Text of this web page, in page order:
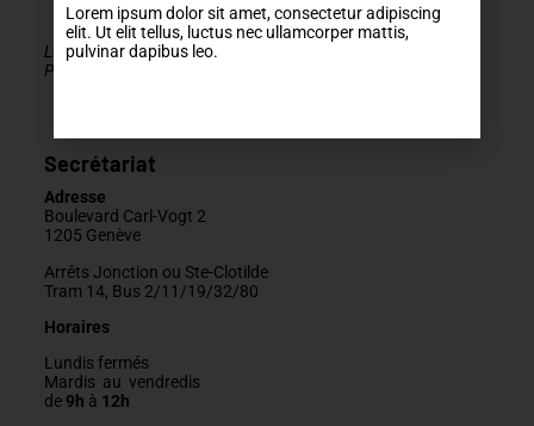
Le MDA Genève - Activités 50+ est membre de la
PLATEFORME du réseau seniors Genève
Secrétariat
Adresse
Boulevard Carl-Vogt 2
1205 Genève
Arrêts Jonction ou Ste-Clotilde
Tram 14, Bus 2/11/19/32/80
Horaires
Lundis fermés
Mardis au vendredis
de9h à 12h
Lorem ipsum dolor sit amet, consectetur adipiscing
elit. Ut elit tellus, luctus nec ullamcorper mattis,
pulvinar dapibus leo.